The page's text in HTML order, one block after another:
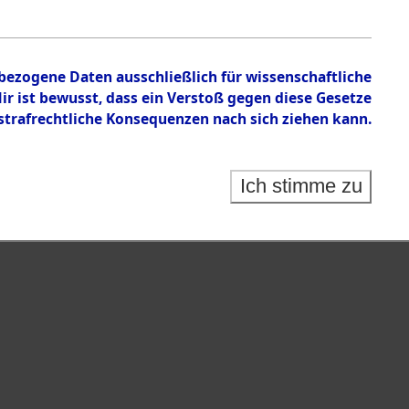
Daten ausschließlich für wissenschaftliche
bewusst, dass ein Verstoß gegen diese Gesetze
Konsequenzen nach sich ziehen kann.
Ich stimme zu